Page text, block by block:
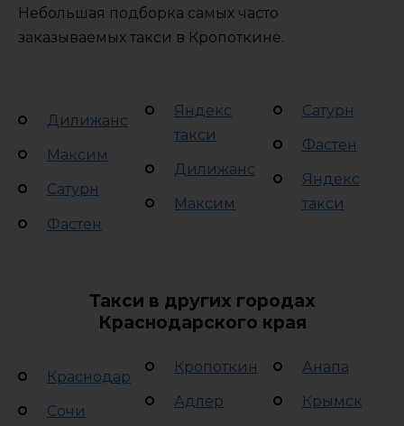
Небольшая подборка самых часто
заказываемых такси в Кропоткине.
Дилижанс
Максим
Сатурн
Фастен
Яндекс
такси
Дилижанс
Максим
Сатурн
Фастен
Яндекс
такси
Такси в других городах
Краснодарского края
Краснодар
Сочи
Кропоткин
Адлер
Анапа
Крымск